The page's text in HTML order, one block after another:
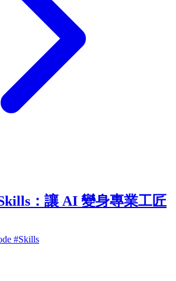
：讓 AI 變身專業工匠
#Skills